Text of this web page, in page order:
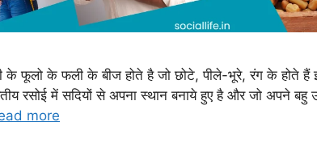
के फूलो के फली के बीज होते है जो छोटे, पीले-भूरे, रंग के होते हैं
रसोई में सदियों से अपना स्थान बनाये हुए है और जो अपने बहु
more